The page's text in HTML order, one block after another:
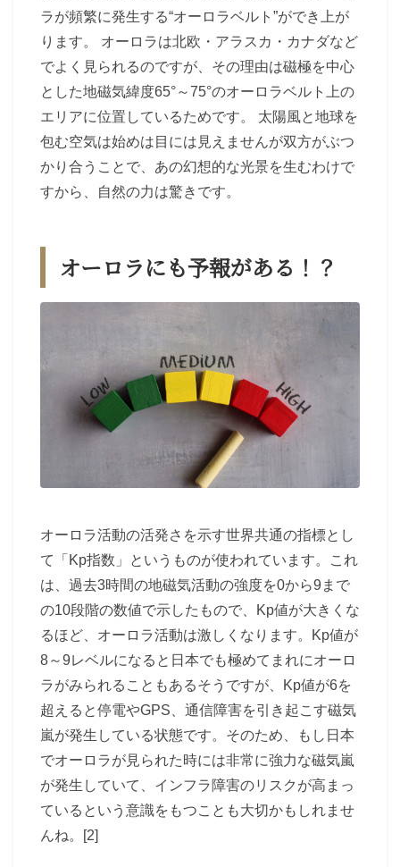
ラが頻繁に発生する“オーロラベルト”ができ上が
ります。 オーロラは北欧・アラスカ・カナダなど
でよく見られるのですが、その理由は磁極を中心
とした地磁気緯度65°～75°のオーロラベルト上の
エリアに位置しているためです。 太陽風と地球を
包む空気は始めは目には見えませんが双方がぶつ
かり合うことで、あの幻想的な光景を生むわけで
すから、自然の力は驚きです。
オーロラにも予報がある！？
オーロラ活動の活発さを示す世界共通の指標とし
て「Kp指数」というものが使われています。これ
は、過去3時間の地磁気活動の強度を0から9まで
の10段階の数値で示したもので、Kp値が大きくな
るほど、オーロラ活動は激しくなります。Kp値が
8～9レベルになると日本でも極めてまれにオーロ
ラがみられることもあるそうですが、Kp値が6を
超えると停電やGPS、通信障害を引き起こす磁気
嵐が発生している状態です。そのため、もし日本
でオーロラが見られた時には非常に強力な磁気嵐
が発生していて、インフラ障害のリスクが高まっ
ているという意識をもつことも大切かもしれませ
んね。[2]